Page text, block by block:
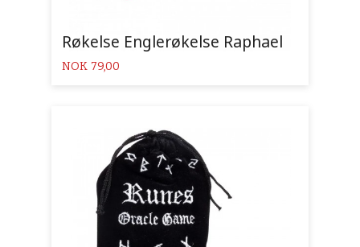
Røkelse Englerøkelse Raphael
Pris
NOK 79,00